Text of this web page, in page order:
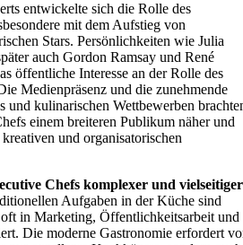
entwickelte sich die Rolle des
mit dem Aufstieg von
Stars. Persönlichkeiten wie Julia
auch Gordon Ramsay und René
öffentliche Interesse an der Rolle des
Medienpräsenz und die zunehmende
und kulinarischen Wettbewerben
einem breiteren Publikum näher und
und organisatorischen
Chefs komplexer und vielseitiger
Aufgaben in der Küche sind
in Marketing, Öffentlichkeitsarbeit und
Die moderne Gastronomie erfordert